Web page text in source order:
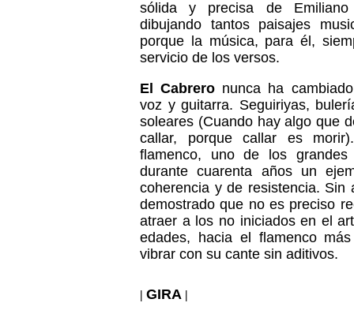
sólida y precisa de
dibujando tantos paisajes
porque la música, para él,
servicio de los versos.
El Cabrero nunca ha
voz y guitarra. Seguiriyas,
soleares (Cuando hay algo que
callar, porque callar es
flamenco, uno de los
durante cuarenta años un
coherencia y de resistencia. Sin
demostrado que no es preciso
atraer a los no iniciados en el
edades, hacia el flamenco
vibrar con su cante sin aditivos.
| GIRA |